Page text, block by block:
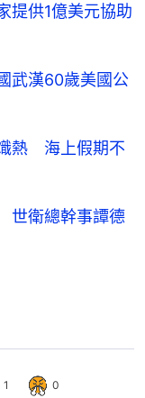
提供1億美元協助
武漢60歲美國公
熾熱 海上假期不
世衛總幹事譚德
1 0